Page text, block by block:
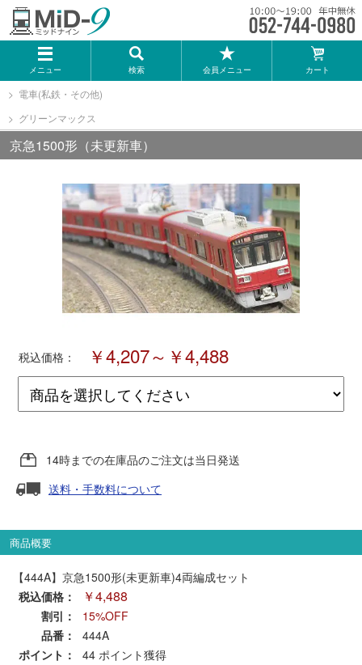
メニュー 検索 会員メニュー カート
メーカー一覧
TOMIX
KATO
トミーテック
マイクロエース
Bトレインショーティー
タカラトミー（プラレール）
ポポンデッタ
さんけい
トラムウェイ
天賞堂
TTC
電車(私鉄・その他)
グリーンマックス
京急1500形（未更新車）
税込価格： ￥4,207～￥4,488
14時までの在庫品のご注文は当日発送
送料・手数料について
商品概要
【444A】京急1500形(未更新車)4両編成セット
税込価格：
￥4,488
割引：
15%OFF
品番：
444A
ポイント：
44 ポイント獲得